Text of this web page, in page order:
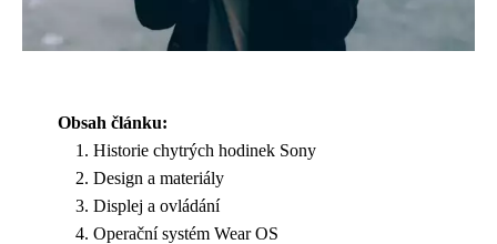
Obsah článku:
Historie chytrých hodinek Sony
Design a materiály
Displej a ovládání
Operační systém Wear OS